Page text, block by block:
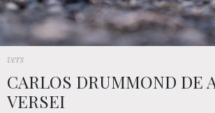
vers
CARLOS DRUMMOND DE
VERSEI